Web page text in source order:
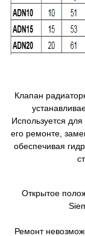
Клапан
Используется
его ремонте,
обеспечивая
Открытое
Ремонт